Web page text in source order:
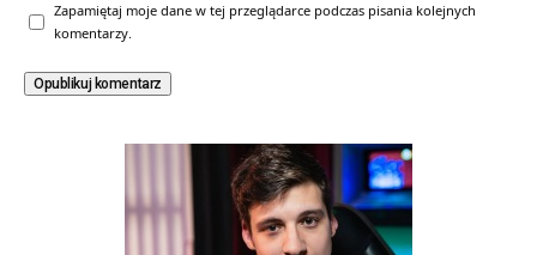
Zapamiętaj moje dane w tej przeglądarce podczas pisania kolejnych
komentarzy.